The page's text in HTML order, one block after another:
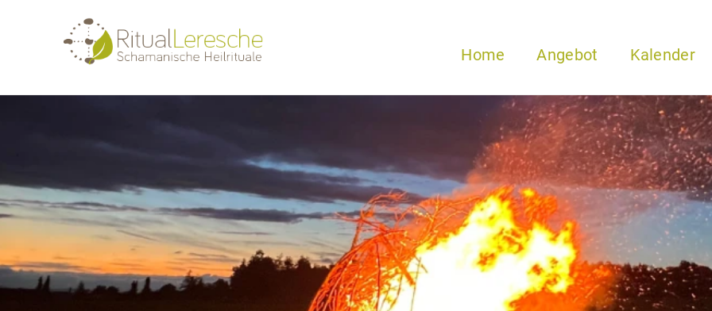
Home Angebot Kalender